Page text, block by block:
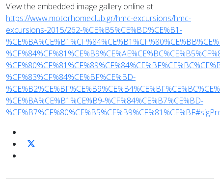
View the embedded image gallery online at:
https://www.motorhomeclub.gr/hmc-excursions/hmc-
excursions-2015/262-%CE%B5%CE%BD%CE%B1-
%CF%83%CF%84%CE%BF%CE%BD-
%CE%BA%CE%B1%CE%B9-%CF%84%CE%B7%CE%BD-